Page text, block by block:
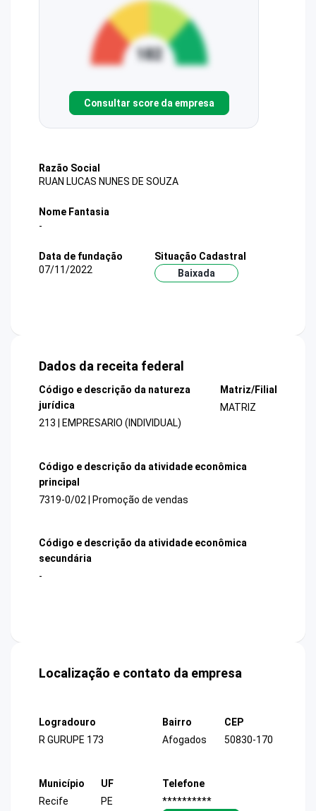
Consultar score da empresa
Razão Social
RUAN LUCAS NUNES DE SOUZA
Nome Fantasia
-
Data de fundação
07/11/2022
Situação Cadastral
Baixada
Dados da receita federal
Código e descrição da natureza
jurídica
213 | EMPRESARIO (INDIVIDUAL)
Matriz/Filial
MATRIZ
Código e descrição da atividade econômica
principal
7319-0/02 | Promoção de vendas
Código e descrição da atividade econômica
secundária
-
Localização e contato da empresa
Logradouro
R GURUPE 173
Bairro
Afogados
CEP
50830-170
Município
Recife
UF
PE
Telefone
**********